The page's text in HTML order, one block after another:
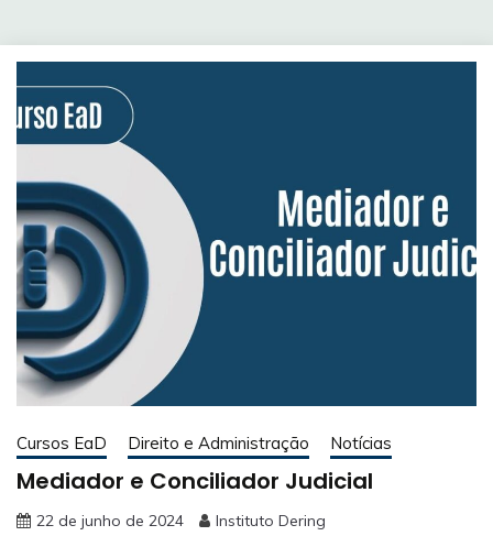
Cursos EaD Direito e Administração Notícias
Mediador e Conciliador Judicial
22 de junho de 2024 Instituto Dering